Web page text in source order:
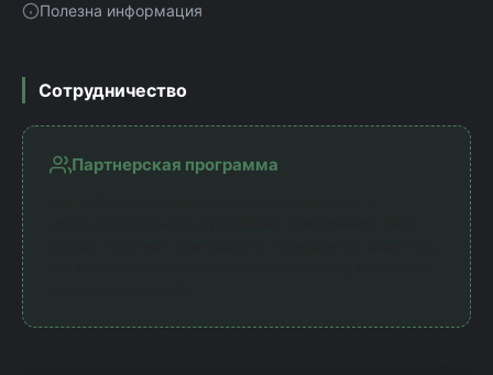
Полезна информация
Сотрудничество
Партнерская программа